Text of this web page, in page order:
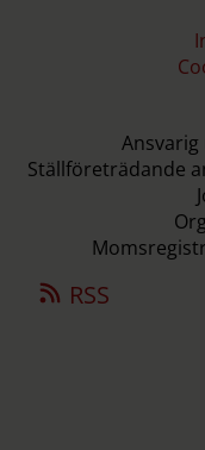
Ansvarig
Ställföreträdande
RSS